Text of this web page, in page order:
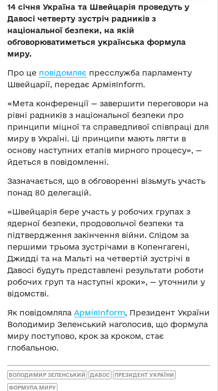
14 січня Україна та Швейцарія проведуть у
Давосі четверту зустріч радників з
національної безпеки, на якій
обговорюватиметься українська формула
миру.
Про це повідомляє пресслужба парламенту
Швейцарії, передає АрміяInform.
«Мета конференції — завершити переговори на
рівні радників з національної безпеки про
принципи міцної та справедливої співпраці для
миру в Україні. Ці принципи мають лягти в
основу наступних етапів мирного процесу», —
йдеться в повідомленні.
Зазначається, що в обговоренні візьмуть участь
понад 80 делегацій.
«Швейцарія бере участь у робочих групах з
ядерної безпеки, продовольчої безпеки та
підтвердження закінчення війни. Слідом за
першими трьома зустрічами в Копенгагені,
Джидді та на Мальті на четвертій зустрічі в
Давосі будуть представлені результати роботи
робочих груп та наступні кроки», — уточнили у
відомстві.
Як повідомляла АрміяInform, Президент України
Володимир Зеленський наголосив, що формула
миру поступово, крок за кроком, стає
глобальною.
ВОЛОДИМИР ЗЕЛЕНСЬКИЙ ДАВОС ПРЕЗИДЕНТ УКРАЇНИ
ФОРМУЛА МИРУ